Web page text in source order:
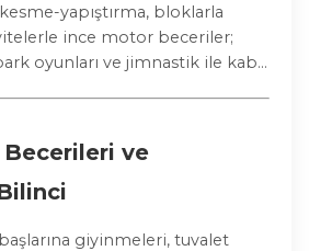
etkinliklerle dolu olmalıdır.
kesme-yapıştırma, bloklarla
ince motor beceriler;
oyunları ve jimnastik ile kaba
Becerileri ve
giyinmeleri, tuvalet